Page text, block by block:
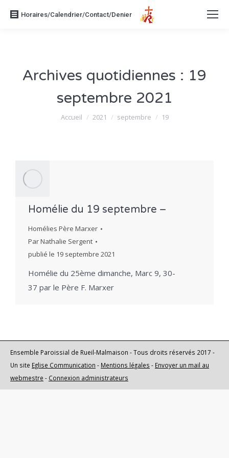
Horaires/Calendrier/Contact/Denier
Archives quotidiennes : 19
septembre 2021
Vous êtes ici :
Accueil 2021 septembre 19
Homélie du 19 septembre –
Homélies Père Marxer
ParNathalie Sergent
publié le 19 septembre 2021
Homélie du 25ème dimanche, Marc 9, 30-
37 par le Père F. Marxer
Ensemble Paroissial de Rueil-Malmaison - Tous droits réservés 2017 -
Un site Eglise Communication - Mentions légales - Envoyer un mail au
webmestre - Connexion administrateurs